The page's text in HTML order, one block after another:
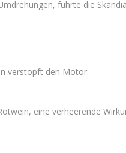
führte die
verstopft den Motor.
eine verheerende